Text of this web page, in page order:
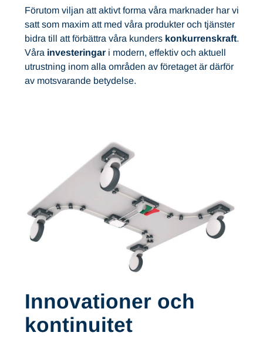
Förutom viljan att aktivt forma våra marknader har vi
satt som maxim att med våra produkter och tjänster
bidra till att förbättra våra kunders konkurrenskraft.
Våra investeringar i modern, effektiv och aktuell
utrustning inom alla områden av företaget är därför
av motsvarande betydelse.
Innovationer och
kontinuitet